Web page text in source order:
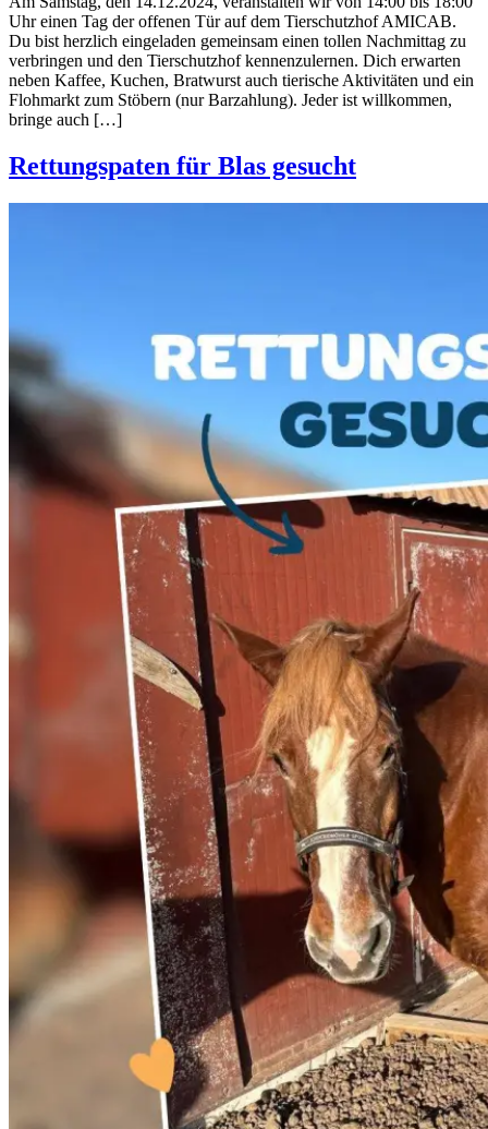
Uhr einen Tag der offenen Tür auf dem Tierschutzhof AMICAB.
Du bist herzlich eingeladen gemeinsam einen tollen Nachmittag zu
verbringen und den Tierschutzhof kennenzulernen. Dich erwarten
neben Kaffee, Kuchen, Bratwurst auch tierische Aktivitäten und ein
Flohmarkt zum Stöbern (nur Barzahlung). Jeder ist willkommen,
bringe auch […]
Rettungspaten für Blas gesucht